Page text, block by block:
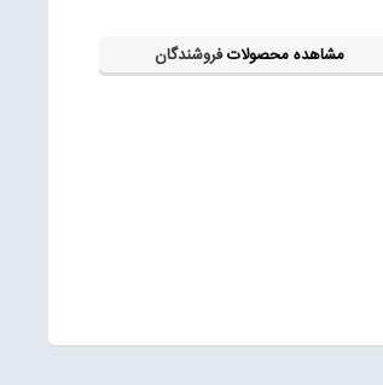
مشاهده محصولاتفروشندگان